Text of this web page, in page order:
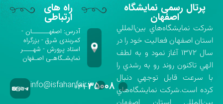
پرتال رسمی نمایشگاه
اصفهان
شركت نمايشگاه‌هاي بين‌المللي
استان اصفهان فعاليت خود را در
سال ۱۳۷۲ آغاز نمود و به لطف
الهي تاكنون روند رو به رشدي را
با سرعت قابل توجهي دنبال
كرده است.شركت نمايشگاه‌هاي
راه های
ارتباطی
آدرس: اصفهـــــــان -
کمربندی شرق - بزرگراه
استاد پرورش - شهــــر
نمایشـگاهـی اصـفهان
۰۳۱-۳۵۰۰۸info@isfahanfair.ir